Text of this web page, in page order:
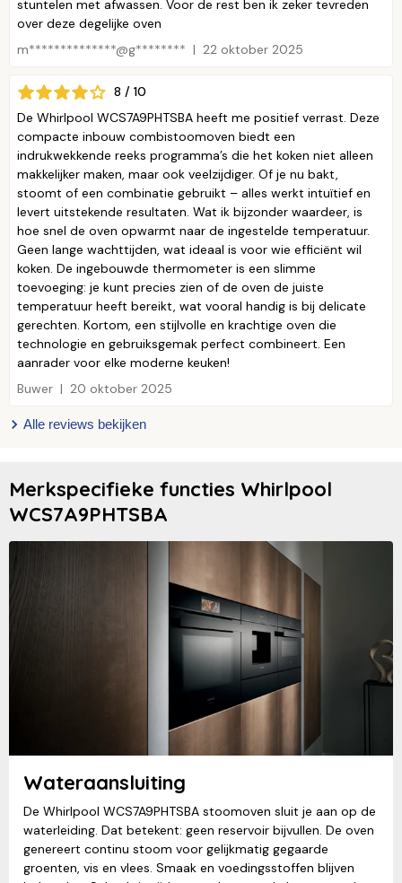
stuntelen met afwassen. Voor de rest ben ik zeker tevreden
over deze degelijke oven
m**************@g********
22 oktober 2025
8 / 10
De Whirlpool WCS7A9PHTSBA heeft me positief verrast. Deze
compacte inbouw combistoomoven biedt een
indrukwekkende reeks programma’s die het koken niet alleen
makkelijker maken, maar ook veelzijdiger. Of je nu bakt,
stoomt of een combinatie gebruikt – alles werkt intuïtief en
levert uitstekende resultaten. Wat ik bijzonder waardeer, is
hoe snel de oven opwarmt naar de ingestelde temperatuur.
Geen lange wachttijden, wat ideaal is voor wie efficiënt wil
koken. De ingebouwde thermometer is een slimme
toevoeging: je kunt precies zien of de oven de juiste
temperatuur heeft bereikt, wat vooral handig is bij delicate
gerechten. Kortom, een stijlvolle en krachtige oven die
technologie en gebruiksgemak perfect combineert. Een
aanrader voor elke moderne keuken!
Buwer
20 oktober 2025
Alle reviews bekijken
Merkspecifieke functies Whirlpool
WCS7A9PHTSBA
Wateraansluiting
De Whirlpool WCS7A9PHTSBA stoomoven sluit je aan op de
waterleiding. Dat betekent: geen reservoir bijvullen. De oven
genereert continu stoom voor gelijkmatig gegaarde
groenten, vis en vlees. Smaak en voedingsstoffen blijven